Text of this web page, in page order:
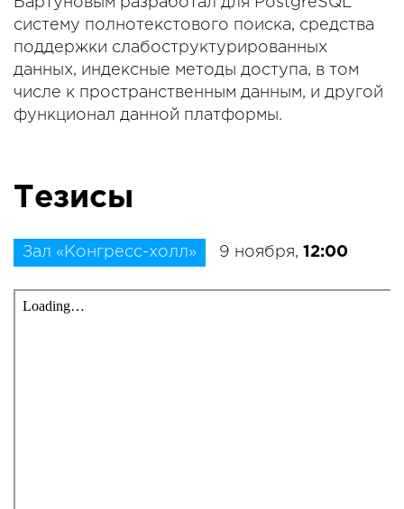
систему полнотекстового поиска, средства
поддержки слабоструктурированных
данных, индексные методы доступа, в том
числе к пространственным данным, и другой
функционал данной платформы.
Тезисы
Зал «Конгресс-холл» 9 ноября, 12:00